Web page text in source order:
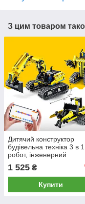
З цим товаром
Дитячий конструктор
будівельна техніка 3 в 1
робот, інженерний
1 525 ₴
Купити